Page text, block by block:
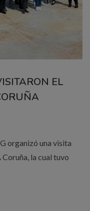
EL
organizó una visita
la cual tuvo